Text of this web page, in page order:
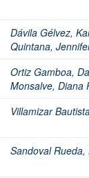
Dávila Gélvez,
Quintana,
Ortiz Gamboa,
Monsalve, Diana
Villamizar
Sandoval Rueda,